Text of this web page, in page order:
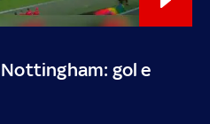
gol e